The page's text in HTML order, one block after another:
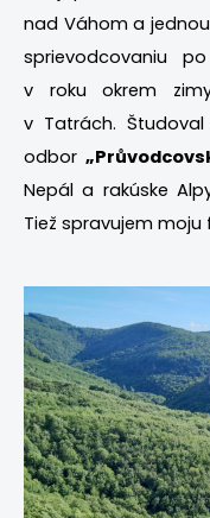
nad Váhom a
sprievodcovaniu
v roku okrem
v Tatrách.
odbor
Nepál a rakúske
Tiež spravujem